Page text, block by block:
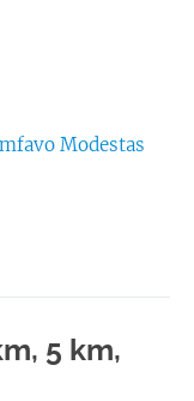
Modestas
5 km,